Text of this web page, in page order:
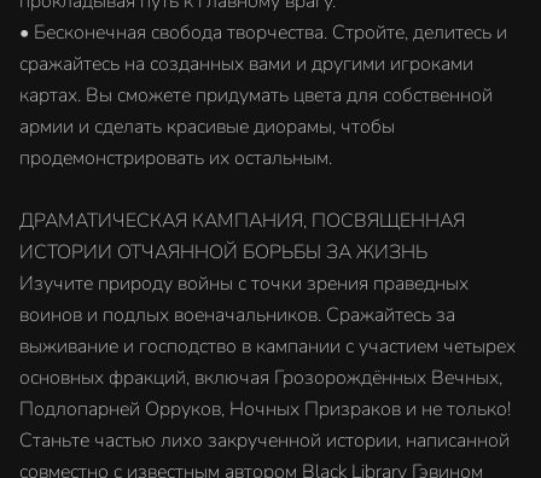
• Бесконечная свобода творчества. Стройте, делитесь и
сражайтесь на созданных вами и другими игроками
картах. Вы сможете придумать цвета для собственной
армии и сделать красивые диорамы, чтобы
продемонстрировать их остальным.
ДРАМАТИЧЕСКАЯ КАМПАНИЯ, ПОСВЯЩЕННАЯ
ИСТОРИИ ОТЧАЯННОЙ БОРЬБЫ ЗА ЖИЗНЬ
Изучите природу войны с точки зрения праведных
воинов и подлых военачальников. Сражайтесь за
выживание и господство в кампании с участием четырех
основных фракций, включая Грозорождённых Вечных,
Подлопарней Орруков, Ночных Призраков и не только!
Станьте частью лихо закрученной истории, написанной
совместно с известным автором Black Library Гэвином